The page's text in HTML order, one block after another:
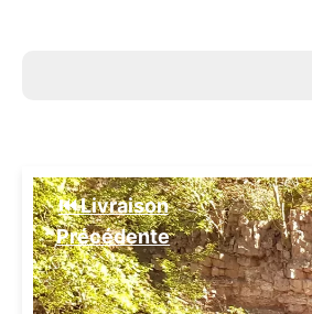
⏮️ Livraison
Précédente